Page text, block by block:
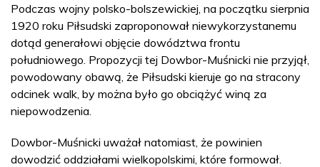
Podczas wojny polsko-bolszewickiej, na początku sierpnia
1920 roku Piłsudski zaproponował niewykorzystanemu
dotąd generałowi objęcie dowództwa frontu
południowego. Propozycji tej Dowbor-Muśnicki nie przyjął,
powodowany obawą, że Piłsudski kieruje go na stracony
odcinek walk, by można było go obciążyć winą za
niepowodzenia.
Dowbor-Muśnicki uważał natomiast, że powinien
dowodzić oddziałami wielkopolskimi, które formował.